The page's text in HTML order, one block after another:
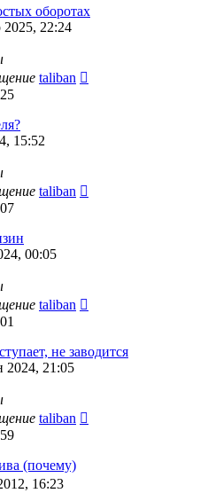
оборотах
2025, 22:24
taliban
15:52
taliban
00:05
taliban
не заводится
2024, 21:05
taliban
(почему)
16:23